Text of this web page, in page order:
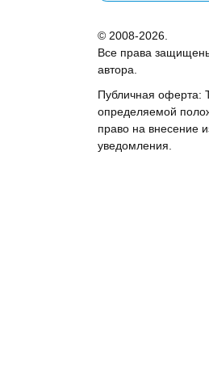
© 2008-2026.
Все права
автора.
Публичная оферта:
определяемой
право на внесение
уведомления.